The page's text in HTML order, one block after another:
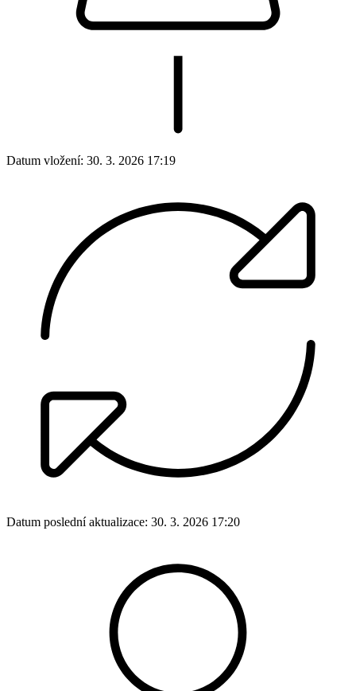
Datum vložení: 30. 3. 2026 17:19
Datum poslední aktualizace: 30. 3. 2026 17:20